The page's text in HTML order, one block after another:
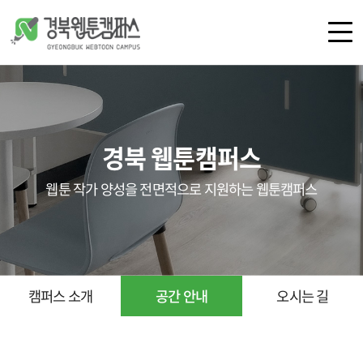
공간 안내
오시는 길
언론보도
경북 웹툰캠퍼스
웹툰 작가 양성을 전면적으로 지원하는 웹툰캠퍼스
캠퍼스 소개 공간 안내 오시는 길